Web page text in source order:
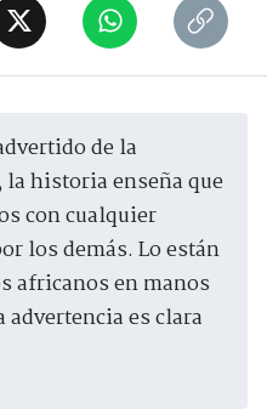
historia enseña que
con cualquier
los demás. Lo están
africanos en manos
es clara